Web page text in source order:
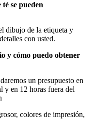
té se pueden
dibujo de la etiqueta y
con usted.
y cómo puedo obtener
un presupuesto en
y en 12 horas fuera del
colores de impresión,